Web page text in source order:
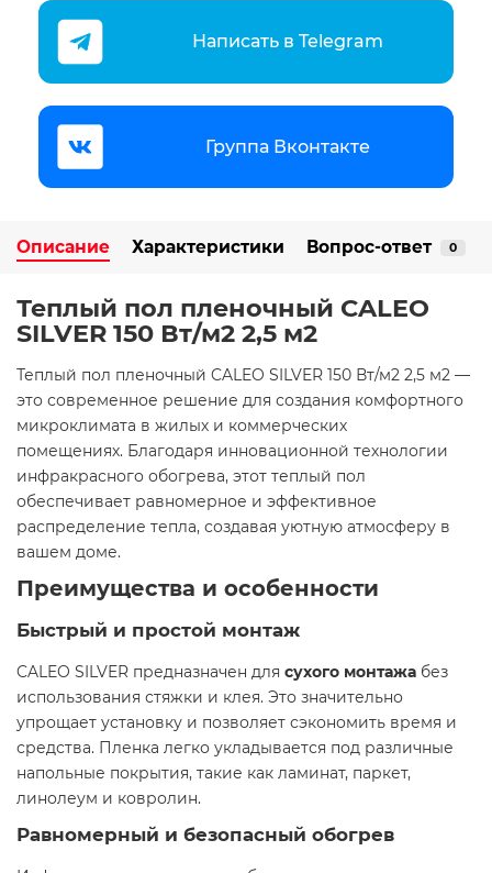
Написать в Telegram
Группа Вконтакте
Описание Характеристики Вопрос-ответ 0
Теплый пол пленочный CALEO
SILVER 150 Вт/м2 2,5 м2
Теплый пол пленочный CALEO SILVER 150 Вт/м2 2,5 м2 —
это современное решение для создания комфортного
микроклимата в жилых и коммерческих
помещениях. Благодаря инновационной технологии
инфракрасного обогрева, этот теплый пол
обеспечивает равномерное и эффективное
распределение тепла, создавая уютную атмосферу в
вашем доме.​
Преимущества и особенности
Быстрый и простой монтаж
CALEO SILVER предназначен для сухого монтажа без
использования стяжки и клея. Это значительно
упрощает установку и позволяет сэкономить время и
средства. Пленка легко укладывается под различные
напольные покрытия, такие как ламинат, паркет,
линолеум и ковролин.​
Равномерный и безопасный обогрев